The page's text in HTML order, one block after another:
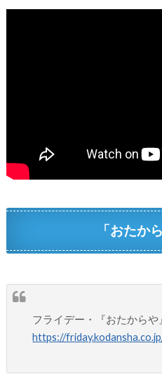
「おたか
フライデー・『おたから
https://